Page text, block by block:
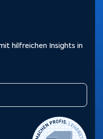
hilfreichen Insights in